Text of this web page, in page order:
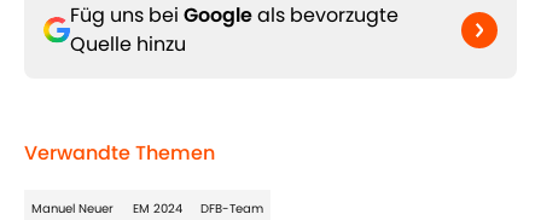
Füg uns bei Googleals bevorzugte
Quelle hinzu
Verwandte Themen
Manuel Neuer EM 2024 DFB-Team